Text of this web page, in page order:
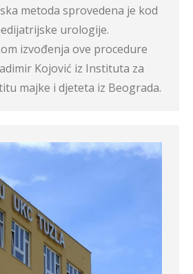
metoda sprovedena je kod
urologije.
izvođenja ove procedure
Kojović iz Instituta za
majke i djeteta iz Beograda.